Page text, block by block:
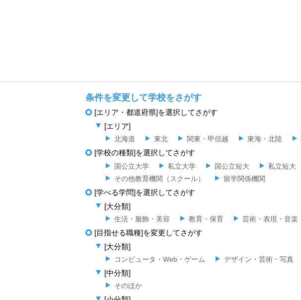
条件を変更して学校をさがす
[エリア・都道府県]を選択してさがす
[エリア]
北海道 東北 関東・甲信越 東海・北陸
[学校の種類]を選択してさがす
国公立大学 私立大学 国公立短大 私立短大
その他教育機関（スクール）
留学関係機関
[学べる学問]を選択してさがす
[大分類]
生活・服飾・美容 教育・保育 芸術・表現・音楽
[目指せる職種]を変更してさがす
[大分類]
コンピュータ・Web・ゲーム デザイン・芸術・写真
[中分類]
そのほか